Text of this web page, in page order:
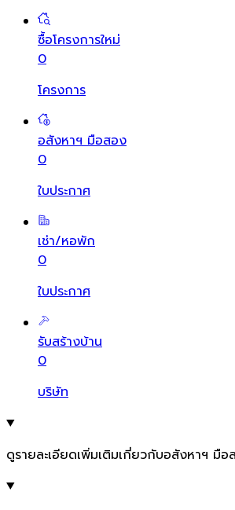
ซื้อโครงการใหม่
0
โครงการ
อสังหาฯ มือสอง
0
ใบประกาศ
เช่า/หอพัก
0
ใบประกาศ
รับสร้างบ้าน
0
บริษัท
ดูรายละเอียดเพิ่มเติมเกี่ยวกับอสังหาฯ มื